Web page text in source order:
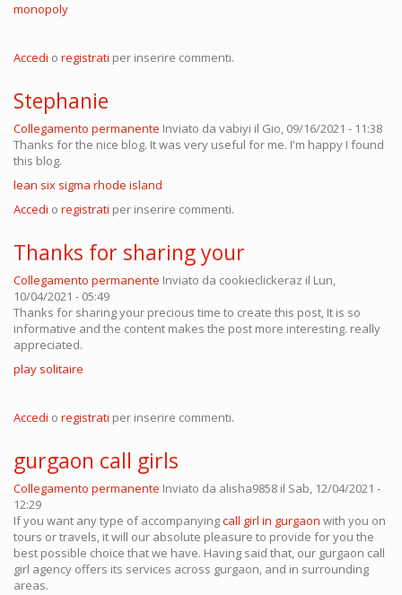
monopoly
Accedi o registrati per inserire commenti.
Stephanie
Collegamento permanente Inviato da vabiyi il Gio, 09/16/2021 - 11:38
Thanks for the nice blog. It was very useful for me. I'm happy I found
this blog.
lean six sigma rhode island
Accedi o registrati per inserire commenti.
Thanks for sharing your
Collegamento permanente Inviato da cookieclickeraz il Lun,
10/04/2021 - 05:49
Thanks for sharing your precious time to create this post, It is so
informative and the content makes the post more interesting. really
appreciated.
play solitaire
Accedi o registrati per inserire commenti.
gurgaon call girls
Collegamento permanente Inviato da alisha9858 il Sab, 12/04/2021 -
12:29
If you want any type of accompanyingcall girl in gurgaon with you on
tours or travels, it will our absolute pleasure to provide for you the
best possible choice that we have. Having said that, our gurgaon call
girl agency offers its services across gurgaon, and in surrounding
areas.